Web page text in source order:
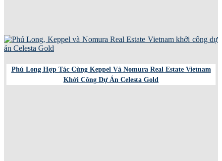
Phú Long Hợp Tác Cùng Keppel Và Nomura Real Estate Vietnam
Khởi Công Dự Án Celesta Gold